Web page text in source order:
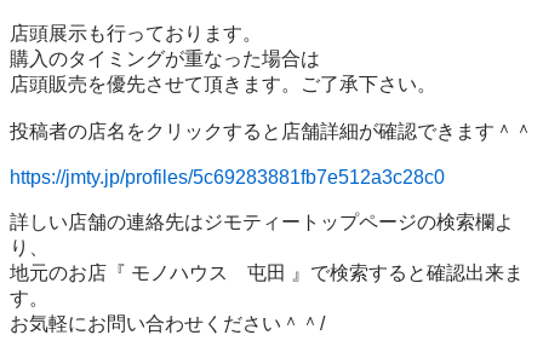
店頭展示も行っております。
購入のタイミングが重なった場合は
店頭販売を優先させて頂きます。ご了承下さい。
投稿者の店名をクリックすると店舗詳細が確認できます＾＾
https://jmty.jp/profiles/5c69283881fb7e512a3c28c0
詳しい店舗の連絡先はジモティートップページの検索欄よ
り、
地元のお店『 モノハウス　屯田 』で検索すると確認出来ま
す。
お気軽にお問い合わせください＾＾/